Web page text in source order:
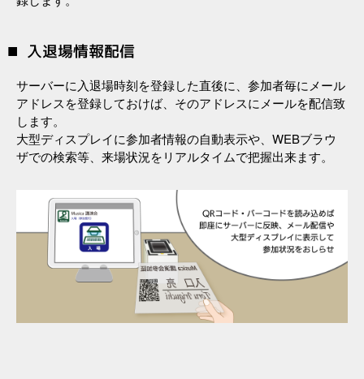
入退場情報配信
サーバーに入退場時刻を登録した直後に、参加者毎にメール
アドレスを登録しておけば、そのアドレスにメールを配信致
します。
大型ディスプレイに参加者情報の自動表示や、WEBブラウ
ザでの検索等、来場状況をリアルタイムで把握出来ます。